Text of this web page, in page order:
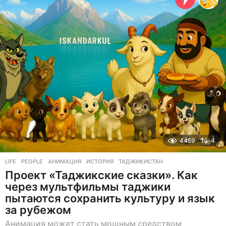
н
а
з
а
д
4459 4
LIFE ,PEOPLE АНИМАЦИЯ ,ИСТОРИЯ ,ТАДЖИКИСТАН
Проект «Таджикские сказки». Как
через мультфильмы таджики
пытаются сохранить культуру и язык
за рубежом
Анимация может стать мощным средством